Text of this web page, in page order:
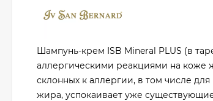
Шампунь-крем ISB Mineral PLUS (в
аллергическими реакциями на коже
склонных к аллергии, в том числе
жира, успокаивает уже